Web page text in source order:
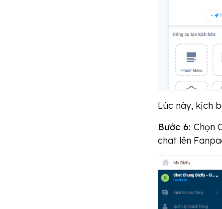
Lúc này, kịch
Bước 6: Chọn
chat lên